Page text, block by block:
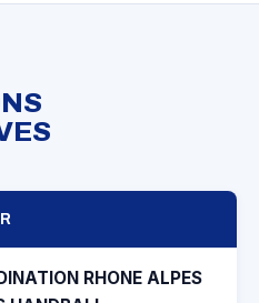
RHONE ALPES